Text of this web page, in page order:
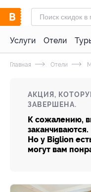
Услуги Отели
Главная Отели
АКЦИЯ,
ЗАВЕРШЕНА.
К сожалению,
заканчиваются.
Но у Biglion
могут вам